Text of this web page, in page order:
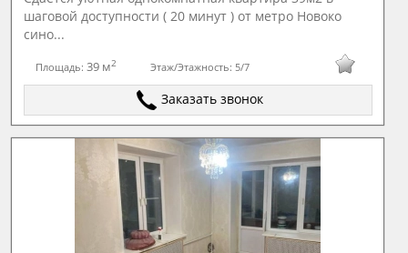
шаговой доступности ( 20 минут ) от метро Новоко
сино...
Площадь:39 м2 Этаж/Этажность: 5/7
Заказать звонок